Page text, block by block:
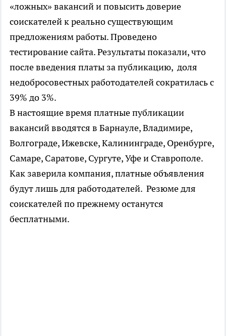
«ложных» вакансий и повысить доверие
соискателей к реально существующим
предложениям работы. Проведено
тестирование сайта. Результаты показали, что
после введения платы за публикацию, доля
недобросовестных работодателей сократилась с
39% до 3%.
В настоящие время платные публикации
вакансий вводятся в Барнауле, Владимире,
Волгограде, Ижевске, Калининграде, Оренбурге,
Самаре, Саратове, Сургуте, Уфе и Ставрополе.
Как заверила компания, платные объявления
будут лишь для работодателей. Резюме для
соискателей по прежнему останутся
бесплатными.